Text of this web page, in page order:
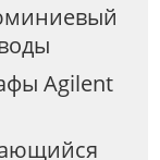
Agilent